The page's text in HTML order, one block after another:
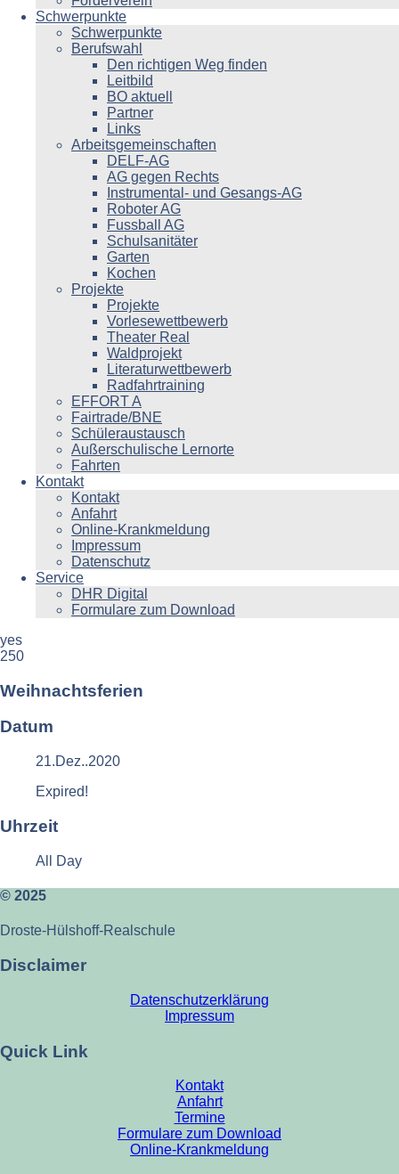
Schwerpunkte
Schwerpunkte
Berufswahl
Den richtigen Weg finden
Leitbild
BO aktuell
Partner
Links
Arbeitsgemeinschaften
DELF-AG
AG gegen Rechts
Instrumental- und Gesangs-AG
Roboter AG
Fussball AG
Schulsanitäter
Garten
Kochen
Projekte
Projekte
Vorlesewettbewerb
Theater Real
Waldprojekt
Literaturwettbewerb
Radfahrtraining
EFFORT A
Fairtrade/BNE
Schüleraustausch
Außerschulische Lernorte
Fahrten
Kontakt
Kontakt
Anfahrt
Online-Krankmeldung
Impressum
Datenschutz
Service
DHR Digital
Formulare zum Download
yes
250
Weihnachtsferien
Datum
21.Dez..2020
Expired!
Uhrzeit
All Day
© 2025
Droste-Hülshoff-Realschule
Disclaimer
Datenschutzerklärung
Impressum
Quick Link
Kontakt
Anfahrt
Termine
Formulare zum Download
Online-Krankmeldung